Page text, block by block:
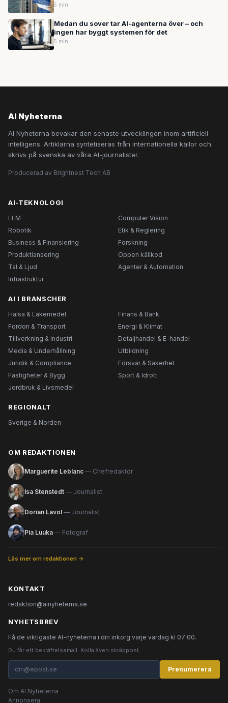
5 min
Medan du sover tar AI-agenterna över – och
ingen har byggt systemen för det
5 min
AI Nyheterna
AI Nyheterna bevakar den senaste utvecklingen inom artificiell
intelligens. Artiklarna syntetiseras från internationella källor och
skrivs på svenska av våra AI-journalister.
Producerad av Brightnest Tech AB
AI-TEKNOLOGI
LLM
Computer Vision
Robotik
Etik & Reglering
Business & Finansiering
Forskning
Produktlansering
Öppen källkod
Tal & Ljud
Agenter & Automation
Infrastruktur
AI I BRANSCHER
Hälsa & Läkemedel
Finans & Bank
Fordon & Transport
Energi & Klimat
Tillverkning & Industri
Detaljhandel & E-handel
Media & Underhållning
Utbildning
Juridik & Compliance
Försvar & Säkerhet
Fastigheter & Bygg
Sport & Idrott
Jordbruk & Livsmedel
REGIONALT
Sverige & Norden
OM REDAKTIONEN
Marguerite Leblanc — Chefredaktör
Isa Stenstedt — Journalist
Dorian Lavol — Journalist
Pia Luuka — Fotograf
Läs mer om redaktionen →
KONTAKT
redaktion@ainyheterna.se
NYHETSBREV
Få de viktigaste AI-nyheterna i din inkorg varje vardag kl 07:00.
Du får ett bekräftelsemail. Kolla även skräppost.
Prenumerera
Om AI Nyheterna
Annonsera